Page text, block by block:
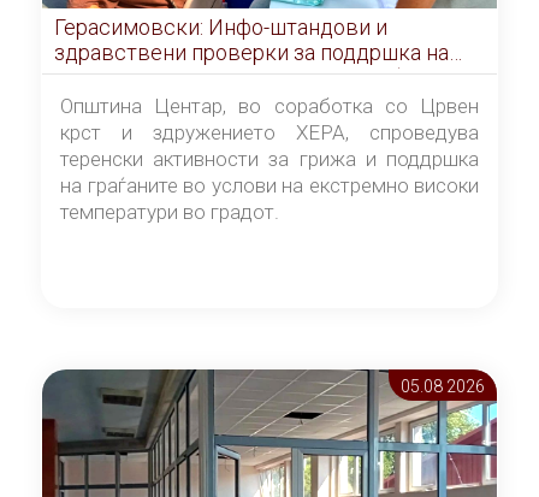
Герасимовски: Инфо-штандови и
здравствени проверки за поддршка на
граѓаните во услови на топлотен бран
Општина Центар, во соработка со Црвен
крст и здружението ХЕРА, спроведува
теренски активности за грижа и поддршка
на граѓаните во услови на екстремно високи
температури во градот.
05.08 2026